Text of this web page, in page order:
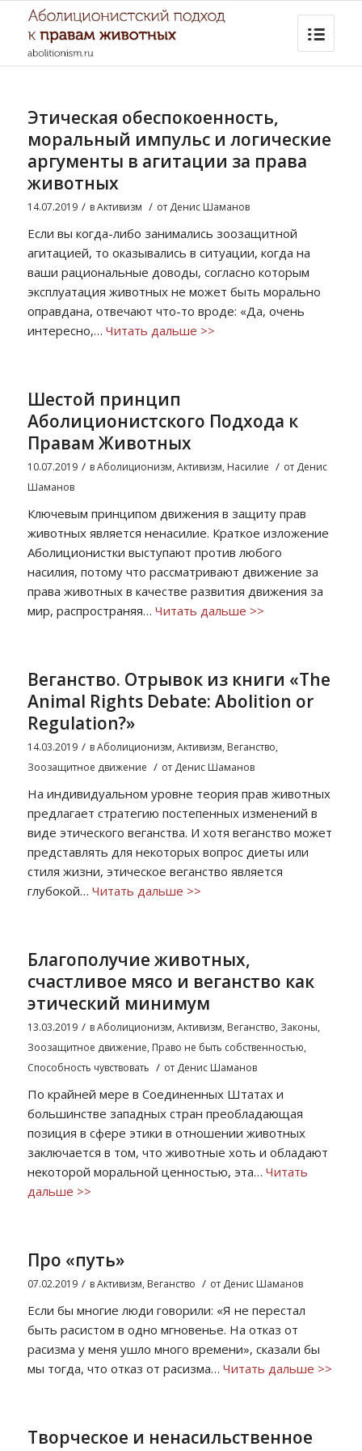
Этическая обеспокоенность,
моральный импульс и логические
аргументы в агитации за права
животных
14.07.2019 / вАктивизм / от Денис Шаманов
Если вы когда-либо занимались зоозащитной
агитацией, то оказывались в ситуации, когда на
ваши рациональные доводы, согласно которым
эксплуатация животных не может быть морально
оправдана, отвечают что-то вроде: «Да, очень
интересно,… Читать дальше >>
Шестой принцип
Аболиционистского Подхода к
Правам Животных
10.07.2019 / вАболиционизм,Активизм, Насилие / от Денис
Шаманов
Ключевым принципом движения в защиту прав
животных является ненасилие. Краткое изложение
Аболиционистки выступают против любого
насилия, потому что рассматривают движение за
права животных в качестве развития движения за
мир, распространяя… Читать дальше >>
Веганство. Отрывок из книги «The
Animal Rights Debate: Abolition or
Regulation?»
14.03.2019 / вАболиционизм,Активизм, Веганство,
Зоозащитное движение / от Денис Шаманов
На индивидуальном уровне теория прав животных
предлагает стратегию постепенных изменений в
виде этического веганства. И хотя веганство может
представлять для некоторых вопрос диеты или
стиля жизни, этическое веганство является
глубокой… Читать дальше >>
Благополучие животных,
счастливое мясо и веганство как
этический минимум
13.03.2019 / вАболиционизм,Активизм, Веганство, Законы,
Зоозащитное движение, Право не быть собственностью,
Способность чувствовать / от Денис Шаманов
По крайней мере в Соединенных Штатах и
большинстве западных стран преобладающая
позиция в сфере этики в отношении животных
заключается в том, что животные хоть и обладают
некоторой моральной ценностью, эта… Читать
дальше >>
Про «путь»
07.02.2019 / вАктивизм, Веганство / от Денис Шаманов
Если бы многие люди говорили: «Я не перестал
быть расистом в одно мгновенье. На отказ от
расизма у меня ушло много времени», сказали бы
мы тогда, что отказ от расизма… Читать дальше >>
Творческое и ненасильственное